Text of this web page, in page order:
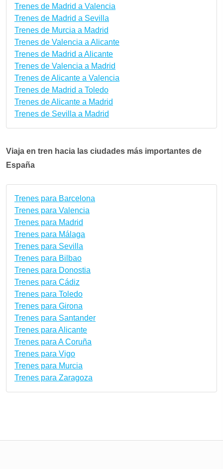
Trenes de Madrid a Valencia
Trenes de Madrid a Sevilla
Trenes de Murcia a Madrid
Trenes de Valencia a Alicante
Trenes de Madrid a Alicante
Trenes de Valencia a Madrid
Trenes de Alicante a Valencia
Trenes de Madrid a Toledo
Trenes de Alicante a Madrid
Trenes de Sevilla a Madrid
Viaja en tren hacia las ciudades más importantes de
España
Trenes para Barcelona
Trenes para Valencia
Trenes para Madrid
Trenes para Málaga
Trenes para Sevilla
Trenes para Bilbao
Trenes para Donostia
Trenes para Cádiz
Trenes para Toledo
Trenes para Girona
Trenes para Santander
Trenes para Alicante
Trenes para A Coruña
Trenes para Vigo
Trenes para Murcia
Trenes para Zaragoza